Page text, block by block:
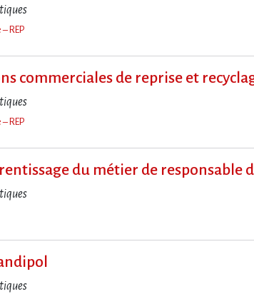
REP
commerciales de reprise et
REP
du métier de responsable